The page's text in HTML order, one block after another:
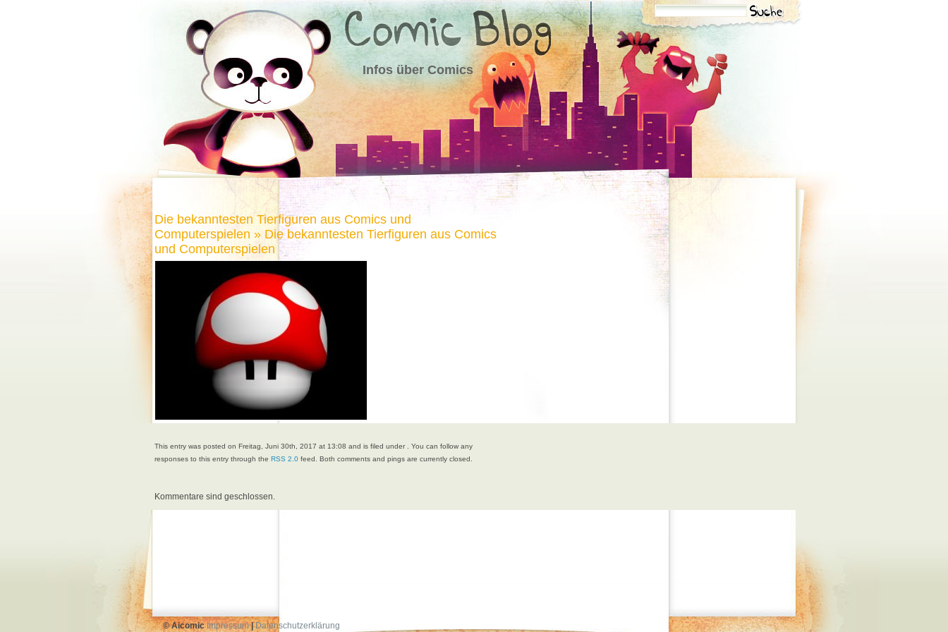
Infos über Comics
Die bekanntesten Tierfiguren aus Comics und
Computerspielen » Die bekanntesten Tierfiguren aus Comics
und Computerspielen
This entry was posted on Freitag, Juni 30th, 2017 at 13:08 and is filed under . You can follow any
responses to this entry through the RSS 2.0 feed. Both comments and pings are currently closed.
Kommentare sind geschlossen.
© AicomicImpressum|Datenschutzerklärung